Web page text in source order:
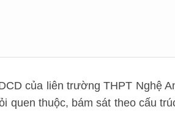
của liên trường THPT Nghệ
quen thuộc, bám sát theo cấu